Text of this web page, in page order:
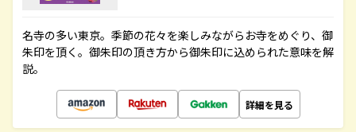
名寺の多い東京。季節の花々を楽しみながらお寺をめぐり、御
朱印を頂く。御朱印の頂き方から御朱印に込められた意味を解
説。
詳細を見る